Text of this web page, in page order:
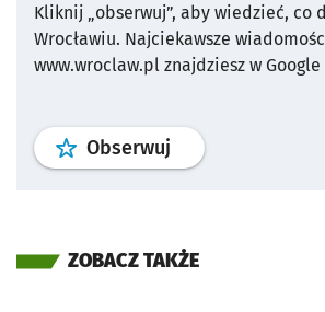
Kliknij „obserwuj”, aby wiedzieć, co
Wrocławiu. Najciekawsze
www.wroclaw.pl znajdziesz w Google
Obserwuj profil
ZOBACZ TAKŻE